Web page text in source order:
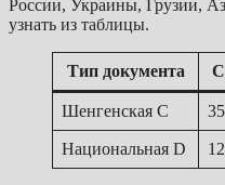
России, Украины, Грузии,
узнать из таблицы.
Тип документа
Шенгенская C
Национальная D